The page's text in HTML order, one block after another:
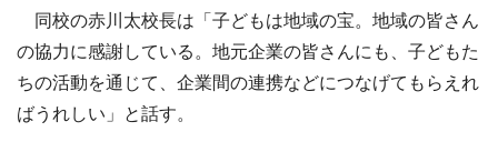
同校の赤川太校長は「子どもは地域の宝。地域の皆さん
の協力に感謝している。地元企業の皆さんにも、子どもた
ちの活動を通じて、企業間の連携などにつなげてもらえれ
ばうれしい」と話す。